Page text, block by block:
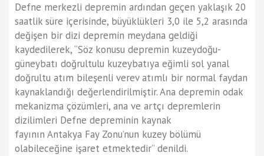
Defne merkezli depremin ardından geçen yaklaşık 20
saatlik süre içerisinde, büyüklükleri 3,0 ile 5,2 arasında
değişen bir dizi depremin meydana geldiği
kaydedilerek, “Söz konusu depremin kuzeydoğu-
güneybatı doğrultulu kuzeybatıya eğimli sol yanal
doğrultu atım bileşenli verev atımlı bir normal faydan
kaynaklandığı değerlendirilmiştir. Ana depremin odak
mekanizma çözümleri, ana ve artçı depremlerin
dizilimleri Defne depreminin kaynak
fayının Antakya Fay Zonu’nun kuzey bölümü
olabileceğine işaret etmektedir” denildi.